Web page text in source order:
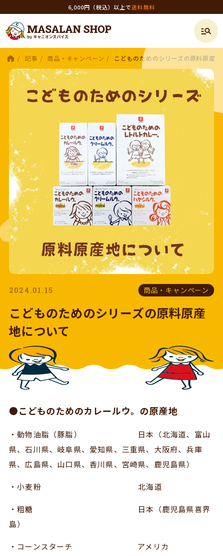
6,000円（税込）以上で送料無料
記事 商品・キャンペーン こどものためのシリーズの原料原産
2024.01.15 商品・キャンペーン
こどものためのシリーズの原料原産
地について
●こどものためのカレールウ。の原産地
・動物油脂（豚脂） 日本（北海道、富山
県、石川県、岐阜県、愛知県、三重県、大阪府、兵庫
県、広島県、山口県、香川県、宮崎県、鹿児島県）
・小麦粉 北海道
・粗糖 日本（鹿児島県喜界
島）
・コーンスターチ アメリカ